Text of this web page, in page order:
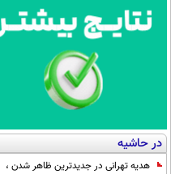
در حاشیه
هدیه تهرانی در جدیدترین ظاهر شدن ،